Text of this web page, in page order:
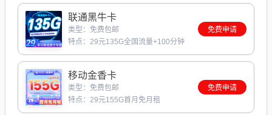
联通黑牛卡
类型：免费包邮
特点：29元135G全国流量+100分钟
免费申请
移动金香卡
类型：免费包邮
特点：29元155G首月免月租
免费申请